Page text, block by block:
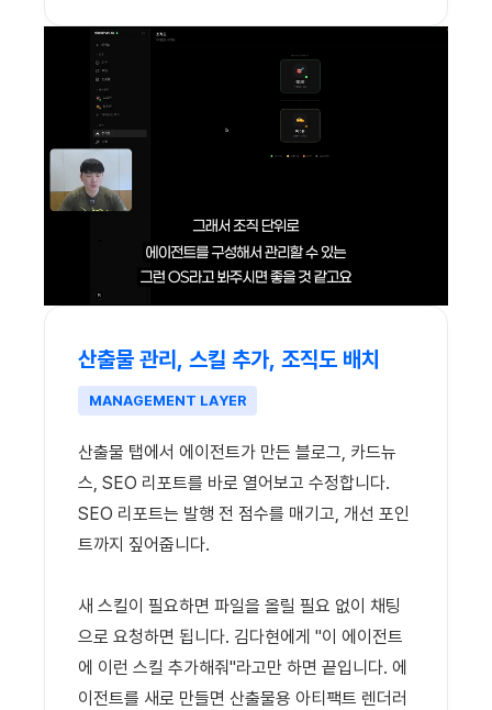
산출물 관리, 스킬 추가, 조직도 배치
MANAGEMENT LAYER
산출물 탭에서 에이전트가 만든 블로그, 카드뉴
스, SEO 리포트를 바로 열어보고 수정합니다.
SEO 리포트는 발행 전 점수를 매기고, 개선 포인
트까지 짚어줍니다.
새 스킬이 필요하면 파일을 올릴 필요 없이 채팅
으로 요청하면 됩니다. 김다현에게 "이 에이전트
에 이런 스킬 추가해줘"라고만 하면 끝입니다. 에
이전트를 새로 만들면 산출물용 아티팩트 렌더러